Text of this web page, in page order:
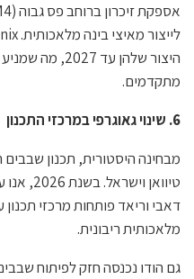
היצור שלהן עד
מתקדמים.
6. שינוי גאוגרפי במרכזי התכנון
מבחינה היסטורית, תכנון
טיוואן
דאבי וריאד פותחות מרכזי
מלאכותית ריבונית.
גם הודו נכנסה חזק לפיתוח